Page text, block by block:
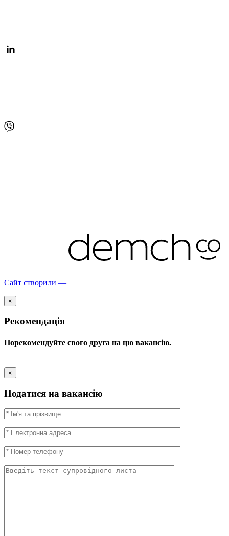
Сайт створили —
×
Рекомендація
Порекомендуйте свого друга на цю вакансію.
×
Податися на вакансію